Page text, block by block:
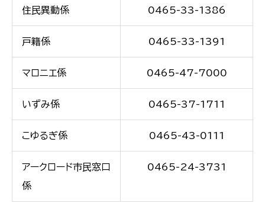
住民異動係 0465-33-1386
戸籍係 0465-33-1391
マロニエ係 0465-47-7000
いずみ係 0465-37-1711
こゆるぎ係 0465-43-0111
アークロード市民窓口
係
0465-24-3731